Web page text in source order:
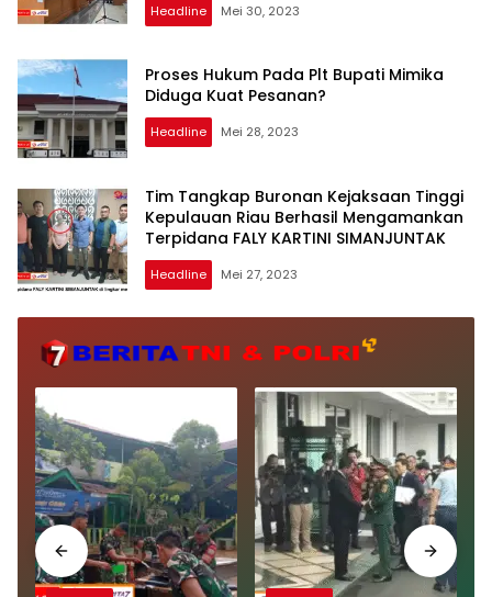
Headline Mei 30, 2023
Proses Hukum Pada Plt Bupati Mimika
Diduga Kuat Pesanan?
Headline Mei 28, 2023
Tim Tangkap Buronan Kejaksaan Tinggi
Kepulauan Riau Berhasil Mengamankan
Terpidana FALY KARTINI SIMANJUNTAK
Headline Mei 27, 2023